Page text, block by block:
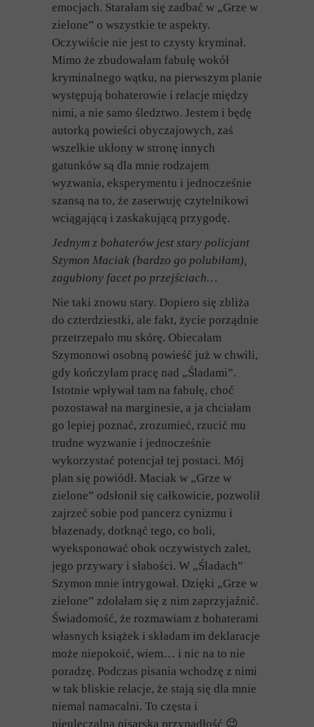
emocjach. Starałam się zadbać w „Grze w
zielone” o wszystkie te aspekty.
Oczywiście nie jest to czysty kryminał.
Mimo że zbudowałam fabułę wokół
kryminalnego wątku, na pierwszym planie
występują bohaterowie i relacje między
nimi, a nie samo śledztwo. Jestem i będę
autorką powieści obyczajowych, zaś
wszelkie ukłony w stronę innych
gatunków są dla mnie rodzajem
wyzwania, eksperymentu i jednocześnie
szansą na to, że zaserwuję czytelnikowi
wciągającą i zaskakującą przygodę.
Jednym z bohaterów jest stary policjant
Szymon Maciak (bardzo go polubiłam),
zagubiony facet po przejściach…
Nie taki znowu stary. Dopiero się zbliża
do czterdziestki, ale fakt, życie porządnie
przetrzepało mu skórę. Obiecałam
Szymonowi osobną powieść już w chwili,
gdy kończyłam pracę nad „Śladami”.
Istotnie wpływał tam na fabułę, choć
pozostawał na marginesie, a ja chciałam
go lepiej poznać, zrozumieć, rzucić mu
trudne wyzwanie i jednocześnie
wykorzystać potencjał tej postaci. Mój
plan się powiódł. Maciak w „Grze w
zielone” odsłonił się całkowicie, pozwolił
zajrzeć sobie pod pancerz cynizmu i
błazenady, dotknąć tego, co boli,
wyeksponować obok oczywistych zalet,
jego przywary i słabości. W „Śladach”
Szymon mnie intrygował. Dzięki „Grze w
zielone” zdołałam się z nim zaprzyjaźnić.
Świadomość, że rozmawiam z bohaterami
własnych książek i składam im deklaracje
może niepokoić, wiem… i nic na to nie
poradzę. Podczas pisania wchodzę z nimi
w tak bliskie relacje, że stają się dla mnie
niemal namacalni. To częsta i
nieuleczalna pisarska przypadłość 😉